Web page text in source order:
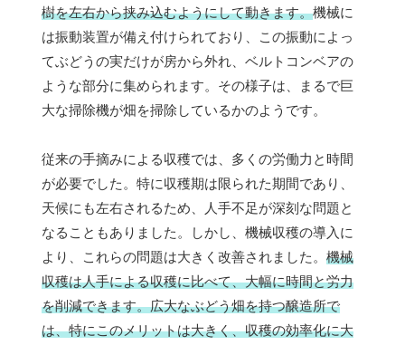
樹を左右から挟み込むようにして動きます。機械に
は振動装置が備え付けられており、この振動によっ
てぶどうの実だけが房から外れ、ベルトコンベアの
ような部分に集められます。その様子は、まるで巨
大な掃除機が畑を掃除しているかのようです。
従来の手摘みによる収穫では、多くの労働力と時間
が必要でした。特に収穫期は限られた期間であり、
天候にも左右されるため、人手不足が深刻な問題と
なることもありました。しかし、機械収穫の導入に
より、これらの問題は大きく改善されました。 機械
収穫は人手による収穫に比べて、大幅に時間と労力
を削減できます。広大なぶどう畑を持つ醸造所で
は、特にこのメリットは大きく、収穫の効率化に大